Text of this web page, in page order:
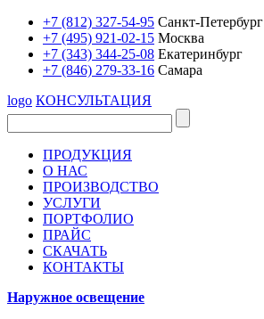
+7 (812) 327-54-95 Санкт-Петербург
+7 (495) 921-02-15 Москва
+7 (343) 344-25-08 Екатеринбург
+7 (846) 279-33-16 Самара
logo КОНСУЛЬТАЦИЯ
ПРОДУКЦИЯ
О НАС
ПРОИЗВОДСТВО
УСЛУГИ
ПОРТФОЛИО
ПРАЙС
СКАЧАТЬ
КОНТАКТЫ
Наружное освещение